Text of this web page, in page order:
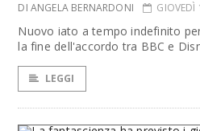
DI ANGELA BERNARDONI
Nuovo iato a tempo indefinito
la fine dell'accordo tra BBC e
LEGGI